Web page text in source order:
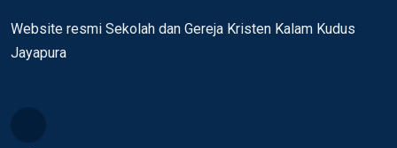
Website resmi Sekolah dan Gereja Kristen Kalam Kudus
Jayapura